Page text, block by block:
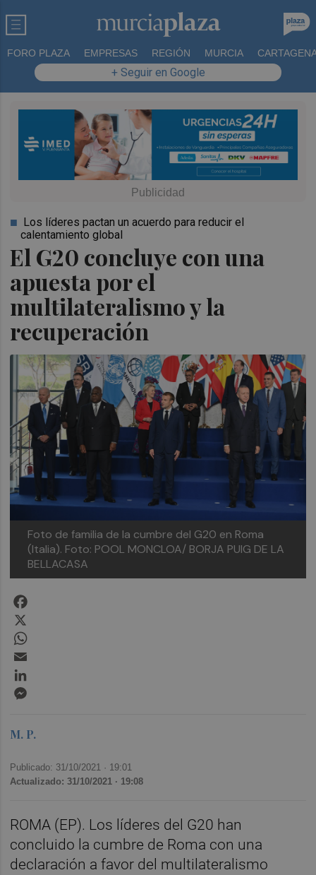
FORO PLAZA EMPRESAS REGIÓN MURCIA
+ Seguir en Google
El G20 concluye con una
apuesta por el
multilateralismo y la
recuperación
Los líderes pactan un acuerdo para reducir el
calentamiento global
Foto de familia de la cumbre del G20 en Roma
(Italia). Foto: POOL MONCLOA/ BORJA PUIG DE LA
BELLACASA
M. P.
Publicado: 31/10/2021 · 19:01
Actualizado: 31/10/2021 · 19:08
ROMA (EP). Los líderes del G20 han
concluido la cumbre de Roma con una
declaración a favor del multilateralismo